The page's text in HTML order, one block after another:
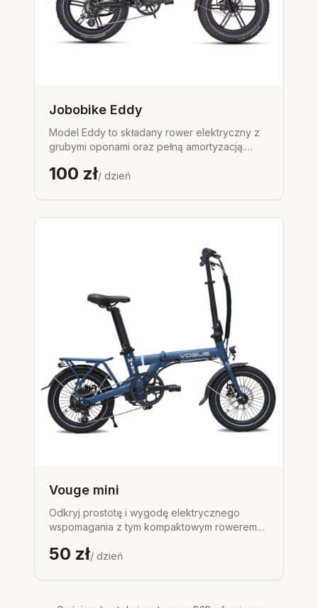
tajwańskiego producenta GEMMA zapewnią
perfekcyjne hamowanie podczas rowerowych
wypraw. Co więcej, choć Robin to rower
Jobobike Eddy
Model Eddy to składany rower elektryczny z
grubymi oponami oraz pełną amortyzacją.
przemieszczać w terenach górskich,
pracy, czy po prostu komfortowo korzystać z
roweru posiadającego wspomaganie
pełnej amortyzacji, doskonale radzi sobie na
nierównych terenach, takich jak piasek, błoto
czy śnieg, co sprawia, że jazda nim jest
100 zł/ dzień
Vouge mini
Odkryj prostotę i wygodę elektrycznego
wspomagania z tym kompaktowym rowerem
młodzieży lub niższych osób dorosłych
krótkie dystanse. Wyjątkowo niska rama o
50 zł/ dzień